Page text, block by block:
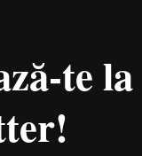
te la